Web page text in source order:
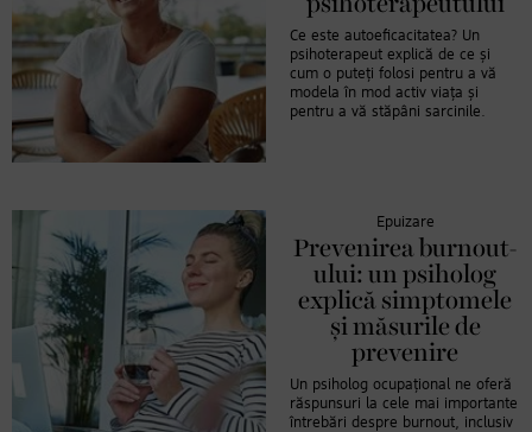
Ce este autoeficacitatea? Un
psihoterapeut explică de ce și
cum o puteți folosi pentru a vă
modela în mod activ viața și
pentru a vă stăpâni sarcinile.
Epuizare
Prevenirea burnout-
ului: un psiholog
explică simptomele
și măsurile de
prevenire
Un psiholog ocupațional ne oferă
răspunsuri la cele mai importante
întrebări despre burnout, inclusiv